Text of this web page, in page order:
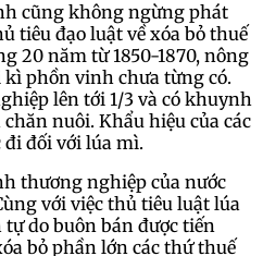
cũng không ngừng phát
tiêu đạo luật về xóa bỏ thuế
20 năm từ 1850-1870, nông
phồn vinh chưa từng có.
lên tới 1/3 và có khuynh
nuôi. Khẩu hiệu của các
đi đối với lúa mì.
thương nghiệp của nước
với việc thủ tiêu luật lúa
do buôn bán được tiến
bỏ phần lớn các thứ thuế